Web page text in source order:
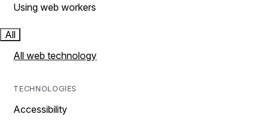
Using web workers
All
All web technology
TECHNOLOGIES
Accessibility